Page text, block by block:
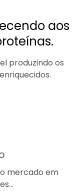
aos
produzindo os
mercado em